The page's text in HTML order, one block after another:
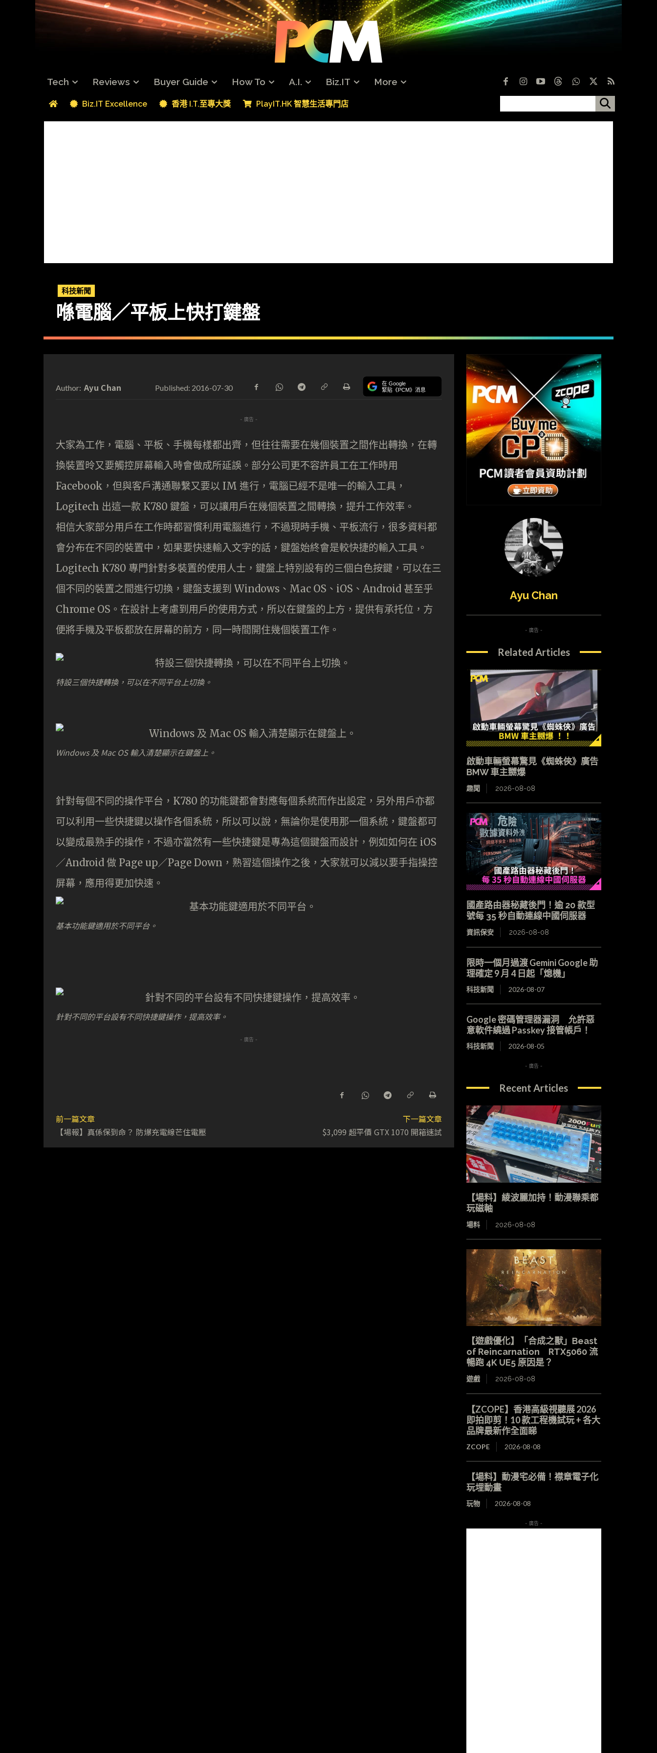
Tech Reviews Buyer Guide How To A.I. Biz.IT More
Biz.IT Excellence 香港 I.T.至專大獎 PlayIT.HK 智慧生活專門店
科技新聞
喺電腦／平板上快打鍵盤
Author: Ayu Chan Published: 2016-07-30 在 Google
緊貼《PCM》消息
- 廣告 -
大家為工作，電腦、平板、手機每樣都出齊，但往往需要在幾個裝置之間作出轉換，在轉
換裝置昤又要觸控屏幕輸入時會做成所延誤。部分公司更不容許員工在工作時用
Facebook，但與客戶溝通聯繫又要以 IM 進行，電腦已經不是唯一的輸入工具，
Logitech 出這一款 K780 鍵盤，可以讓用戶在幾個裝置之間轉換，提升工作效率。
相信大家部分用戶在工作時都習慣利用電腦進行，不過現時手機、平板流行，很多資料都
會分布在不同的裝置中，如果要快速輸入文字的話，鍵盤始終會是較快捷的輸入工具。
Logitech K780 專門針對多裝置的使用人士，鍵盤上特別設有的三個白色按鍵，可以在三
個不同的裝置之間進行切換，鍵盤支援到 Windows、Mac OS、iOS、Android 甚至乎
Chrome OS。在設計上考慮到用戶的使用方式，所以在鍵盤的上方，提供有承托位，方
便將手機及平板都放在屏幕的前方，同一時間開住幾個裝置工作。
特設三個快捷轉換，可以在不同平台上切換。
Windows 及 Mac OS 輸入清楚顯示在鍵盤上。
針對每個不同的操作平台，K780 的功能鍵都會對應每個系統而作出設定，另外用戶亦都
可以利用一些快捷鍵以操作各個系統，所以可以說，無論你是使用那一個系統，鍵盤都可
以變成最熟手的操作，不過亦當然有一些快捷鍵是專為這個鍵盤而設計，例如如何在 iOS
／Android 做 Page up／Page Down，熟習這個操作之後，大家就可以減以要手指操控
屏幕，應用得更加快速。
基本功能鍵適用於不同平台。
針對不同的平台設有不同快捷鍵操作，提高效率。
- 廣告 -
前一篇文章
【場報】真係保到命？ 防爆充電線芒住電壓
下一篇文章
$3,099 超平價 GTX 1070 開箱速試
Ayu Chan
- 廣告 -
Related Articles
啟動車輛螢幕驚見《蜘蛛俠》廣告
BMW 車主嬲爆
趣聞 2026-08-08
國產路由器秘藏後門！逾 20 款型
號每 35 秒自動連線中國伺服器
資訊保安 2026-08-08
限時一個月過渡 Gemini Google 助
理確定 9 月 4 日起「熄機」
科技新聞 2026-08-07
Google 密碼管理器漏洞 允許惡
意軟件繞過 Passkey 接管帳戶！
科技新聞 2026-08-05
- 廣告 -
Recent Articles
【場料】綾波麗加持！動漫聯乘都
玩磁軸
場料 2026-08-08
【遊戲優化】「合成之獸」Beast
of Reincarnation RTX5060 流
暢跑 4K UE5 原因是？
遊戲 2026-08-08
【ZCOPE】香港高級視聽展 2026
即拍即剪！10 款工程機試玩 + 各大
品牌最新作全面睇
ZCOPE 2026-08-08
【場料】動漫宅必備！襟章電子化
玩埋動畫
玩物 2026-08-08
- 廣告 -